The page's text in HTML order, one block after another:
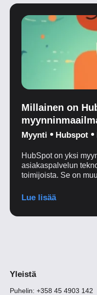
Millainen on
Myynti Hubspot
HubSpot on yksi
asiakaspalvelun
toimijoista. Se on
Lue lisää
Yleistä
Puhelin: +358 45 4903 142